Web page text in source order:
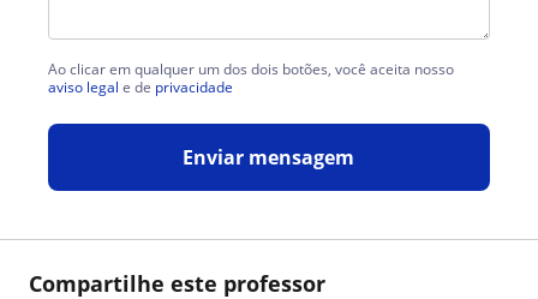
Compartilhe este professor
Ao clicar em qualquer um dos dois botões, você aceita nosso
aviso legal e de privacidade
Enviar mensagem